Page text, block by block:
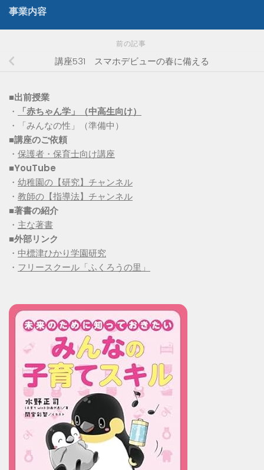
事業内容
前の記事
講座531 スマホデビューの春に備える
■出前授業
・
「赤ちゃん学」（中高生向け）
・「みんなの性」（準備中）
■講座のご依頼
・ 保護者・保育士向け講座
■YouTube
・ 幼稚園の【研究】チャンネル
・ 教師の【指導法】チャンネル
■著書の紹介
・ 主な著書
■外部リンク
・ 中標津ひかり学園研究
・ フリースクール「ふくろうの里」